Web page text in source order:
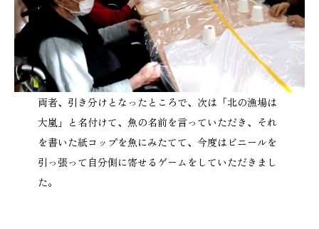
両者、引き分けとなったところで、次は「北の漁場は
大嵐」と名付けて、魚の名前を言っていただき、それ
を書いた紙コップを魚にみたてて、今度はビニールを
引っ張って自分側に寄せるゲームをしていただきまし
た。